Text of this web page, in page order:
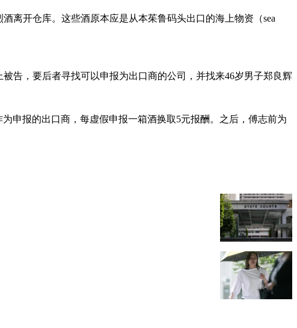
离开仓库。这些酒原本应是从本茱鲁码头出口的海上物资（sea
告，要后者寻找可以申报为出口商的公司，并找来46岁男子郑良辉
申报的出口商，每虚假申报一箱酒换取5元报酬。之后，傅志前为